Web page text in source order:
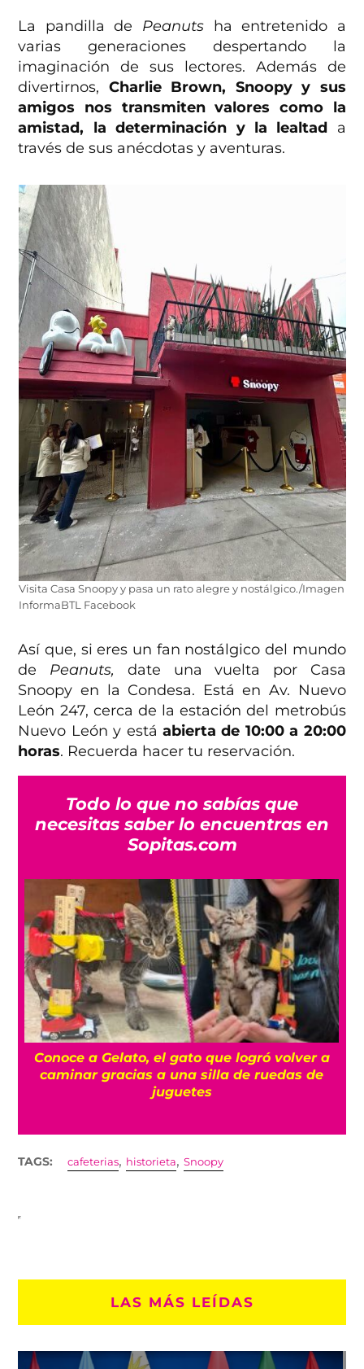
La pandilla de Peanuts ha entretenido a
varias generaciones despertando la
imaginación de sus lectores. Además de
divertirnos, Charlie Brown, Snoopy y sus
amigos nos transmiten valores como la
amistad, la determinación y la lealtad a
través de sus anécdotas y aventuras.
Visita Casa Snoopy y pasa un rato alegre y nostálgico./Imagen
InformaBTL Facebook
Así que, si eres un fan nostálgico del mundo
de Peanuts, date una vuelta por Casa
Snoopy en la Condesa. Está en Av. Nuevo
León 247, cerca de la estación del metrobús
Nuevo León y está abierta de 10:00 a 20:00
horas. Recuerda hacer tu reservación.
Todo lo que no sabías que
necesitas saber lo encuentras en
Sopitas.com
Dinosaurios gigantes toman el AIFA con esta
exposición gratuita
TAGS: cafeterias, historieta,Snoopy
LAS MÁS LEÍDAS